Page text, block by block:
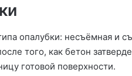
опалубки: несъёмная и
того, как бетон
готовой поверхности.